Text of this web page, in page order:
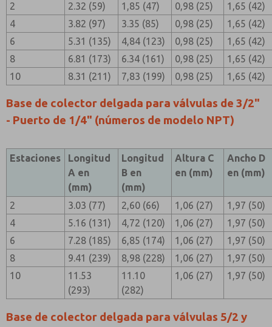
2 2.32 (59) 1,85 (47) 0,98 (25)
1,65 (42)
4
3.82 (97) 3.35 (85) 0,98 (25)
1,65 (42)
6
5.31 (135) 4,84 (123) 0,98 (25)
1,65 (42)
8
6.81 (173) 6.34 (161) 0,98 (25)
1,65 (42)
10
8.31 (211) 7,83 (199) 0,98 (25) 1,65 (42)
Base de colector delgada para válvulas de 3/2"
- Puerto de 1/4" (números de modelo NPT)
Estaciones
Longitud
A en
(mm)
Longitud
B en
(mm)
Altura C
en (mm)
Ancho D
en (mm)
2 3.03 (77) 2,60 (66) 1,06 (27)
1,97 (50)
4
5.16 (131) 4,72 (120) 1,06 (27)
1,97 (50)
6
7.28 (185) 6,85 (174) 1,06 (27)
1,97 (50)
8
9.41 (239) 8,98 (228) 1,06 (27)
1,97 (50)
10
11.53
(293)
11.10
(282)
1,06 (27) 1,97 (50)
Base de colector delgada para válvulas 5/2 y